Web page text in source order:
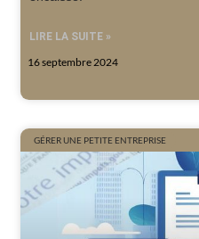
LIRE LA SUITE »
16 septembre 2024
GÉRER UNE PETITE ENTREPRISE